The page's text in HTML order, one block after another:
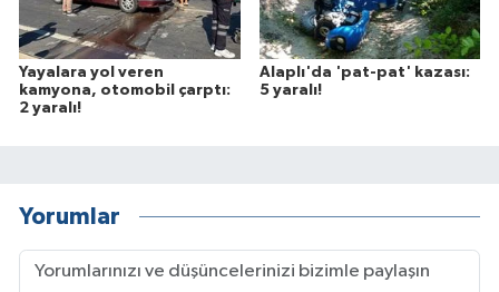
Yayalara yol veren
kamyona, otomobil çarptı:
2 yaralı!
Alaplı'da 'pat-pat' kazası:
5 yaralı!
Yorumlar